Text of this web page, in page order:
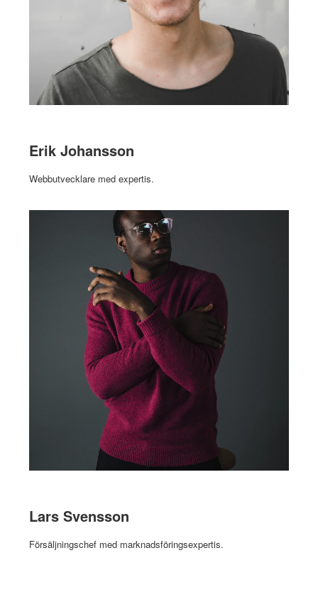
Erik Johansson
Webbutvecklare med expertis.
Lars Svensson
Försäljningschef med marknadsföringsexpertis.